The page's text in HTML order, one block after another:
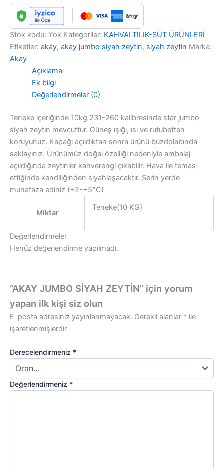
Stok kodu: Yok Kategoriler: KAHVALTILIK-SÜT ÜRÜNLERİ
Etiketler: akay, akay jumbo siyah zeytin, siyah zeytin Marka:
Akay
Açıklama
Ek bilgi
Değerlendirmeler (0)
Teneke içeriğinde 10kg 231-260 kalibresinde star jumbo
siyah zeytin mevcuttur. Güneş ışığı, ısı ve rutubetten
koruyunuz. Kapağı açıldıktan sonra ürünü buzdolabında
saklayınız. Ürünümüz doğal özelliği nedeniyle ambalaj
açıldığında zeytinler kahverengi çıkabilir. Hava ile temas
ettiğinde kendiliğinden siyahlaşacaktır. Serin yerde
muhafaza ediniz (+2-+5°C)
Miktar
Teneke(10 KG)
Değerlendirmeler
Henüz değerlendirme yapılmadı.
“AKAY JUMBO SİYAH ZEYTİN” için yorum
yapan ilk kişi siz olun
E-posta adresiniz yayınlanmayacak. Gerekli alanlar * ile
işaretlenmişlerdir
Derecelendirmeniz *
Değerlendirmeniz *